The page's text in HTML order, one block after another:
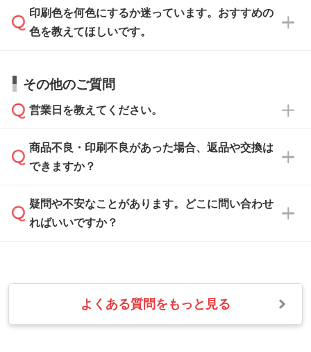
方」をご確認ください。
ムへ添付いただくか、担当スタッフ宛にメール
でお送りください。
い合わせください。
なお、印刷用データの作り方に関する詳細は、
データ作成でお困りの際には、担当スタッフが
サポートいたしますのでお気軽にご相談くださ
から添付してお送りください。
しい
解像度の低い画像や、手書きのイラスト、写真
などを、印刷に適したベクターデータに変換し
・フルカラーデータを1色に変換してほしい
・1色印刷でグラデーションや濃淡を表現した
い
印刷色を何色にするか迷っています。おすすめの
色を教えてほしいです。
お見積・ご注文・
相談いただきますと、担当スタッフがお客様の
ご希望や商品の本体色を確認し、印刷色をご提
本体色がブラック、ネイビーなど濃色の場合は
白色か淡い色の印刷色をおすすめしておりま
本体色がナチュラルなど淡色の場合、印刷をく
っきりと目立たせたいときは濃い印刷色が、柔
らかい雰囲気にしたいときは淡い印刷色が映え
また、お選びいただいた印刷色が本体色に合わ
ない場合や仕上がりに影響しそうな場合は、ス
その他のご質問
営業日を教えてください。
営業日は平日の10:00～18:00で、土日祝日はお
休みとなります。注文・見積・お問い合わせ
速やかに対応いたします。
商品不良・印刷不良があった場合、返品や交換は
できますか？
お手数をお掛けいたしますが、至急担当スタッ
フまでご連絡ください。商品の状況を確認し、
・お届け時に商品が損傷・故障している場合
・ご注文と異なる商品が届いた場合
・印刷不良があった場合
疑問や不安なことがあります。どこに問い合わせ
ればいいですか？
業日以内に担当スタッフよりメールにてご連絡
いたします。
お急ぎの場合はお電話でのご質問も受け付けて
よくある質問をもっと見る